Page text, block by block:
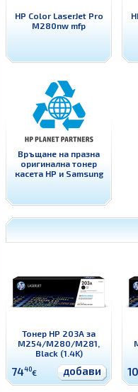
HP Color LaserJet Pro
M280nw mfp
Връщане на празна
оригинална тонер
касета HP и Samsung
Тонер HP 203A за
M254/M280/M281,
Black (1.4K)
7440€ добави